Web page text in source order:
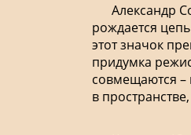
Александр
рождается
этот значок
придумка
совмещаются –
в